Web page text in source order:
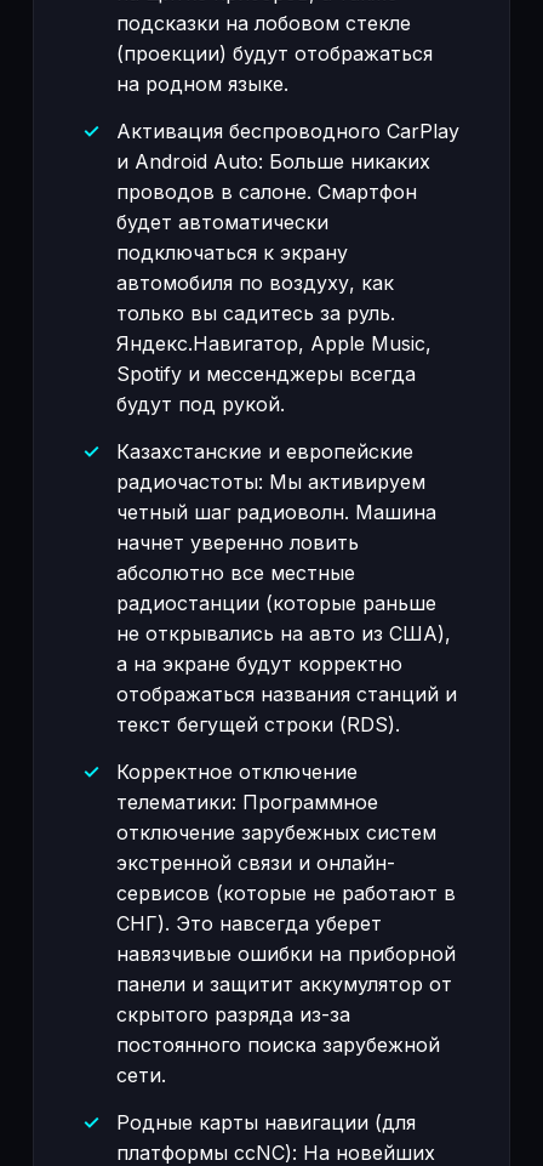
подсказки на лобовом стекле
(проекции) будут отображаться
на родном языке.
Активация беспроводного CarPlay
и Android Auto: Больше никаких
проводов в салоне. Смартфон
будет автоматически
подключаться к экрану
автомобиля по воздуху, как
только вы садитесь за руль.
Яндекс.Навигатор, Apple Music,
Spotify и мессенджеры всегда
будут под рукой.
Казахстанские и европейские
радиочастоты: Мы активируем
четный шаг радиоволн. Машина
начнет уверенно ловить
абсолютно все местные
радиостанции (которые раньше
не открывались на авто из США),
а на экране будут корректно
отображаться названия станций и
текст бегущей строки (RDS).
Корректное отключение
телематики: Программное
отключение зарубежных систем
экстренной связи и онлайн-
сервисов (которые не работают в
СНГ). Это навсегда уберет
навязчивые ошибки на приборной
панели и защитит аккумулятор от
скрытого разряда из-за
постоянного поиска зарубежной
сети.
Родные карты навигации (для
платформы ccNC): На новейших